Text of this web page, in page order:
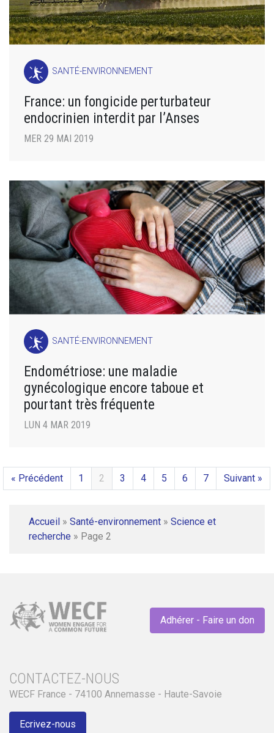
SANTÉ-ENVIRONNEMENT
France: un fongicide perturbateur
endocrinien interdit par l’Anses
MER 29 MAI 2019
SANTÉ-ENVIRONNEMENT
Endométriose: une maladie
gynécologique encore taboue et
pourtant très fréquente
LUN 4 MAR 2019
« Précédent 1 2 3 4 5 6 7 Suivant »
Accueil » Santé-environnement » Science et
recherche » Page 2
Adhérer - Faire un don
CONTACTEZ-NOUS
WECF France - 74100 Annemasse - Haute-Savoie
Ecrivez-nous